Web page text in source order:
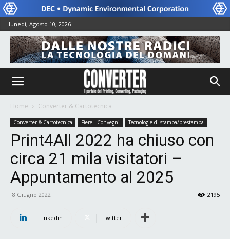
lunedì, Agosto 10, 2026
Home Converter & Cartotecnica
Converter & Cartotecnica Fiere - Convegni Tecnologie di stampa/prestampa
Print4All 2022 ha chiuso con
circa 21 mila visitatori –
Appuntamento al 2025
8 Giugno 2022 2195
Linkedin Twitter